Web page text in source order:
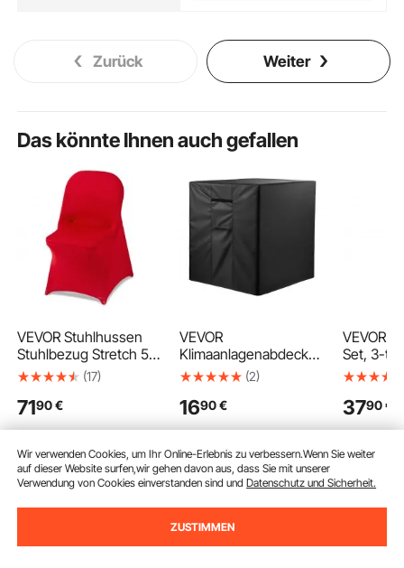
Zurück Weiter
Das könnte Ihnen auch gefallen
VEVOR Stuhlhussen
Stuhlbezug Stretch 50
Stk. waschbarer &
Stuhlüberzug aus
Polyester-Spandex für
Esszimmerbankette,
passend für
Klappstühle (45 x 46 x
77 cm) Rot
(17)
7190€
VEVOR
Klimaanlagenabdeckun
g, 610 x 610 x 762 mm,
dreischichtig,
wasserdichtes
universelle Passform,
Schutzabdeckung für
Außen-Klimaanlagen,
Schwarz
(2)
1690 €
VEVOR
Set, 3-
drinnen
Schwarz
3790€
Wir verwenden Cookies, um Ihr Online-Erlebnis zu verbessern.Wenn Sie weiter
auf dieser Website surfen,wir gehen davon aus, dass Sie mit unserer
Verwendung von Cookies einverstanden sind undDatenschutz und Sicherheit.
ZUSTIMMEN